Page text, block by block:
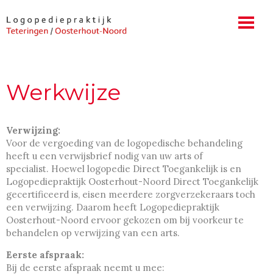
Werkwijze
Verwijzing:
Voor de vergoeding van de logopedische behandeling
heeft u een verwijsbrief nodig van uw arts of
specialist. Hoewel logopedie Direct Toegankelijk is en
Logopediepraktijk Oosterhout-Noord Direct Toegankelijk
gecertificeerd is, eisen meerdere zorgverzekeraars toch
een verwijzing. Daarom heeft Logopediepraktijk
Oosterhout-Noord ervoor gekozen om bij voorkeur te
behandelen op verwijzing van een arts.
Eerste afspraak:
Bij de eerste afspraak neemt u mee: